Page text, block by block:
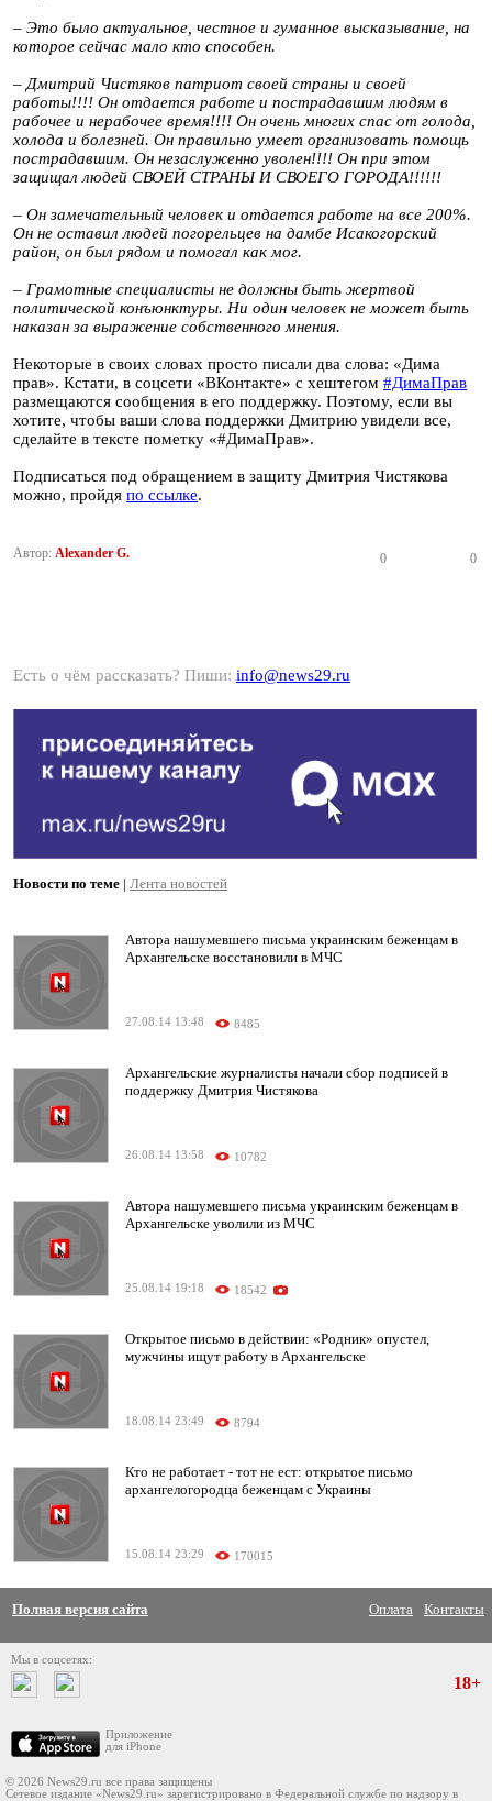
– Это было актуальное, честное и гуманное высказывание, на
которое сейчас мало кто способен.
– Дмитрий Чистяков патриот своей страны и своей
работы!!!! Он отдается работе и пострадавшим людям в
рабочее и нерабочее время!!!! Он очень многих спас от голода,
холода и болезней. Он правильно умеет организовать помощь
пострадавшим. Он незаслуженно уволен!!!! Он при этом
защищал людей СВОЕЙ СТРАНЫ И СВОЕГО ГОРОДА!!!!!!
– Он замечательный человек и отдается работе на все 200%.
Он не оставил людей погорельцев на дамбе Исакогорский
район, он был рядом и помогал как мог.
– Грамотные специалисты не должны быть жертвой
политической конъюнктуры. Ни один человек не может быть
наказан за выражение собственного мнения.
Некоторые в своих словах просто писали два слова: «Дима
прав». Кстати, в соцсети «ВКонтакте» с хештегом #ДимаПрав
размещаются сообщения в его поддержку. Поэтому, если вы
хотите, чтобы ваши слова поддержки Дмитрию увидели все,
сделайте в тексте пометку «#ДимаПрав».
Подписаться под обращением в защиту Дмитрия Чистякова
можно, пройдя по ссылке.
Автор: Alexander G. 0 0
Есть о чём рассказать? Пиши: info@news29.ru
Новости по теме | Лента новостей
Автора нашумевшего письма украинским беженцам в
Архангельске восстановили в МЧС
27.08.14 13:48 8485
Архангельские журналисты начали сбор подписей в
поддержку Дмитрия Чистякова
26.08.14 13:58 10782
Автора нашумевшего письма украинским беженцам в
Архангельске уволили из МЧС
25.08.14 19:18 18542
Открытое письмо в действии: «Родник» опустел,
мужчины ищут работу в Архангельске
18.08.14 23:49 8794
Кто не работает - тот не ест: открытое письмо
архангелогородца беженцам с Украины
15.08.14 23:29 170015
Полная версия сайта Оплата Контакты
Мы в соцсетях:
Приложение
для iPhone
18+
© 2026 News29.ru все права защищены
Сетевое издание «News29.ru» зарегистрировано в Федеральной службе по надзору в